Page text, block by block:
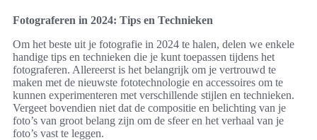
Fotograferen in 2024: Tips en Technieken
Om het beste uit je fotografie in 2024 te halen, delen we enkele
handige tips en technieken die je kunt toepassen tijdens het
fotograferen. Allereerst is het belangrijk om je vertrouwd te
maken met de nieuwste fototechnologie en accessoires om te
kunnen experimenteren met verschillende stijlen en technieken.
Vergeet bovendien niet dat de compositie en belichting van je
foto’s van groot belang zijn om de sfeer en het verhaal van je
foto’s vast te leggen.